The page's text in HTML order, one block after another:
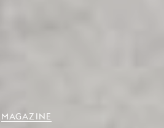
MAGAZINE